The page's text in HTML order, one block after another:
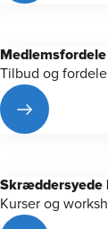
Medlemsfordele
Tilbud og
Skræddersyede
Kurser og